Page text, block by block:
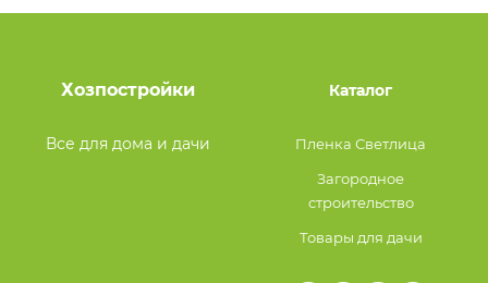
Хозпостройки
Все для дома и дачи
Каталог
Пленка Светлица
Загородное
строительство
Товары для дачи